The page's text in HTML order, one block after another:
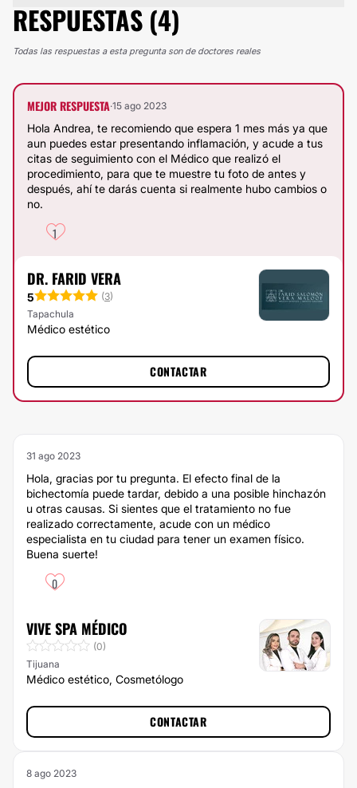
RESPUESTAS (4)
Todas las respuestas a esta pregunta son de doctores reales
MEJOR RESPUESTA·15 ago 2023
Hola Andrea, te recomiendo que espera 1 mes más ya que
aun puedes estar presentando inflamación, y acude a tus
citas de seguimiento con el Médico que realizó el
procedimiento, para que te muestre tu foto de antes y
después, ahí te darás cuenta si realmente hubo cambios o
no.
1
DR. FARID VERA
5 (3)
Tapachula
Médico estético
CONTACTAR
31 ago 2023
Hola, gracias por tu pregunta. El efecto final de la
bichectomía puede tardar, debido a una posible hinchazón
u otras causas. Si sientes que el tratamiento no fue
realizado correctamente, acude con un médico
especialista en tu ciudad para tener un examen físico.
Buena suerte!
0
VIVE SPA MÉDICO
(0)
Tijuana
Médico estético, Cosmetólogo
CONTACTAR
8 ago 2023